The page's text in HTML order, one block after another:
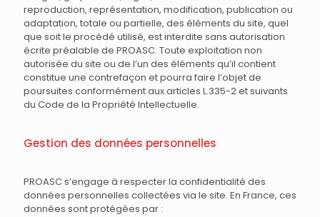
reproduction, représentation, modification, publication ou
adaptation, totale ou partielle, des éléments du site, quel
que soit le procédé utilisé, est interdite sans autorisation
écrite préalable de PROASC. Toute exploitation non
autorisée du site ou de l’un des éléments qu’il contient
constitue une contrefaçon et pourra faire l’objet de
poursuites conformément aux articles L.335-2 et suivants
du Code de la Propriété Intellectuelle.
Gestion des données personnelles
PROASC s’engage à respecter la confidentialité des
données personnelles collectées via le site. En France, ces
données sont protégées par :